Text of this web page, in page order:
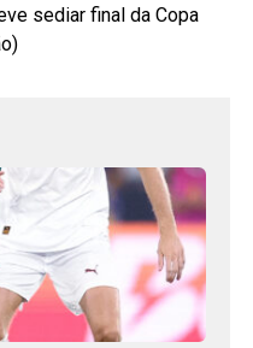
sediar final da Copa